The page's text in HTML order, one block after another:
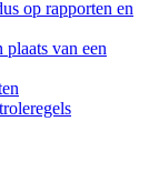
op rapporten en
van een